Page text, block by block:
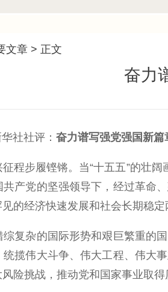
文章 > 正文
奋力
社社评： 奋力谱写强党强国新
步履铿锵。当“十五五”的壮阔
产党的坚强领导下，经过革命
的经济快速发展和社会长期稳
杂的国际形势和艰巨繁重的国
揽伟大斗争、伟大工程、伟大
险挑战，推动党和国家事业取得